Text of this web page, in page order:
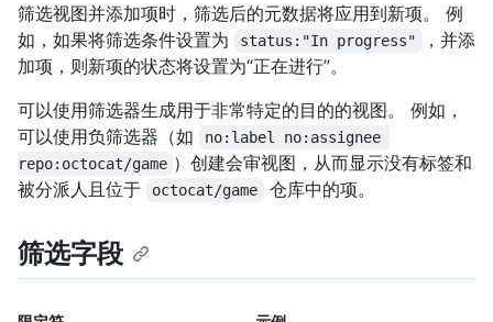
筛选视图并添加项时，筛选后的元数据将应用到新项。 例
如，如果将筛选条件设置为
status:"In progress"
，并添
加项，则新项的状态将设置为“正在进行”。
可以使用筛选器生成用于非常特定的目的的视图。 例如，
可以使用负筛选器（如
no:label no:assignee
repo:octocat/game ）创建会审视图，从而显示没有标签和
被分派人且位于
octocat/game 仓库中的项。
筛选字段